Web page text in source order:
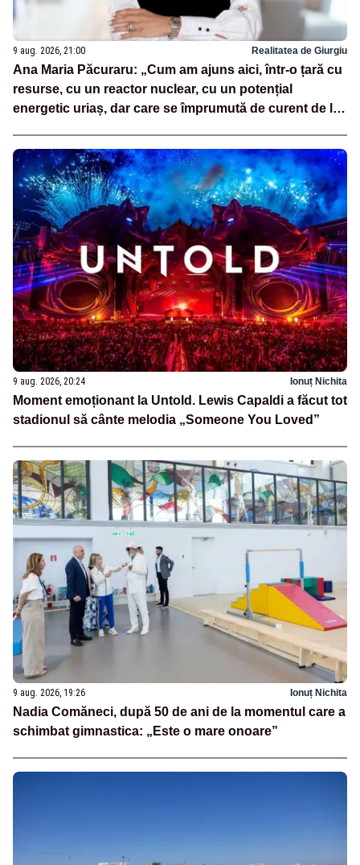
9 aug. 2026, 21:00 Realitatea de Giurgiu
Ana Maria Păcuraru: „Cum am ajuns aici, într-o țară cu
resurse, cu un reactor nuclear, cu un potențial
energetic uriaș, dar care se împrumută de curent de la
9 aug. 2026, 20:24 Ionuț Nichita
Moment emoționant la Untold. Lewis Capaldi a făcut tot
stadionul să cânte melodia „Someone You Loved”
9 aug. 2026, 19:26 Ionuț Nichita
Nadia Comăneci, după 50 de ani de la momentul care a
schimbat gimnastica: „Este o mare onoare”